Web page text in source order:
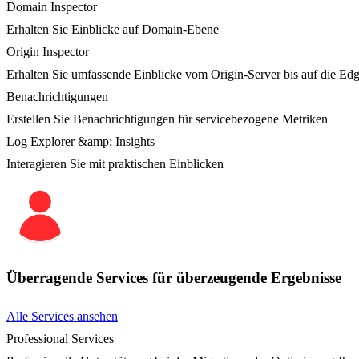
Domain Inspector
Erhalten Sie Einblicke auf Domain-Ebene
Origin Inspector
Erhalten Sie umfassende Einblicke vom Origin-Server bis auf die
Benachrichtigungen
Erstellen Sie Benachrichtigungen für servicebezogene Metriken
Log Explorer &amp; Insights
Interagieren Sie mit praktischen Einblicken
Überragende Services für überzeugende Ergebnisse
Alle Services ansehen
Professional Services